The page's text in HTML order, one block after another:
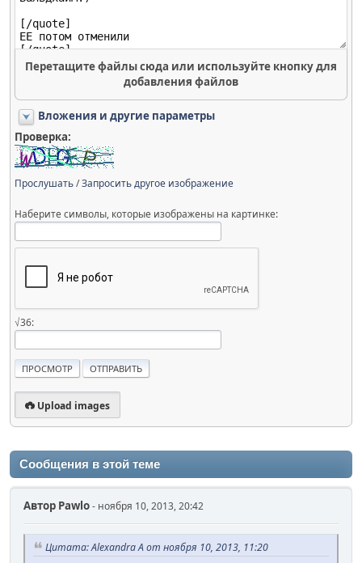
Перетащите файлы сюда или используйте кнопку для
добавления файлов
Вложения и другие параметры
Проверка:
Прослушать/Запросить другое изображение
Наберите символы, которые изображены на картинке:
√36:
Upload images
Сообщения в этой теме
Автор Pawlo- ноября 10, 2013, 20:42
Цитата: Alexandra A от ноября 10, 2013, 11:20